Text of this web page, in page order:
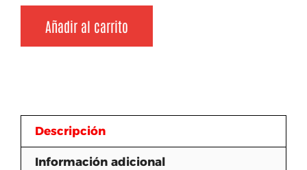
Añadir al carrito
Descripción
Información adicional